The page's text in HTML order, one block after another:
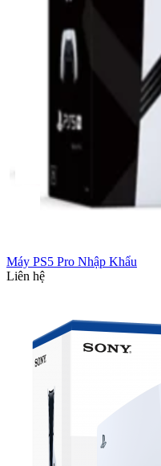
Máy PS5 Pro Nhập Khẩu
Liên hệ